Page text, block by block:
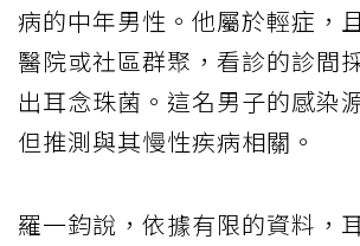
病的中年男性。他屬於輕症，
醫院或社區群聚，看診的診間
出耳念珠菌。這名男子的感染
但推測與其慢性疾病相關。
羅一鈞說，依據有限的資料，